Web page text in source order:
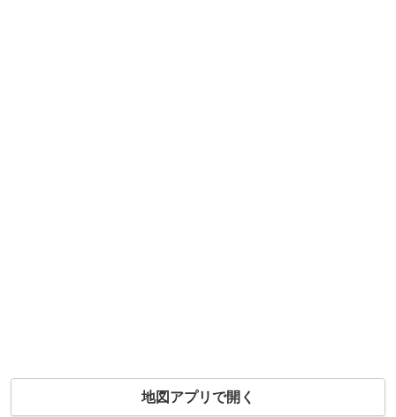
地図アプリで開く